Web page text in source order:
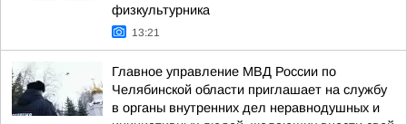
физкультурника
13:21
Главное управление МВД России по
Челябинской области приглашает на службу
в органы внутренних дел неравнодушных и